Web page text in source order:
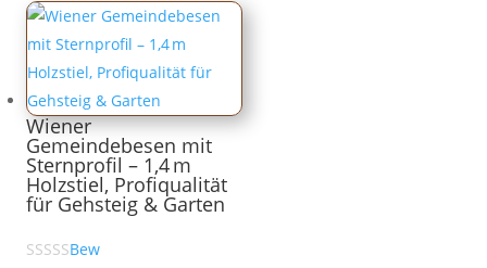
Wiener
Gemeindebesen mit
Sternprofil – 1,4 m
Holzstiel, Profiqualität
für Gehsteig & Garten
Bew